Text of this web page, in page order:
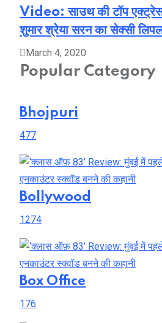
Video: साउथ की टॉप
शुमार श्रेया सरन का सेक्सी
March 4, 2020
Popular Category
Bhojpuri
477
Bollywood
1274
Box Office
176